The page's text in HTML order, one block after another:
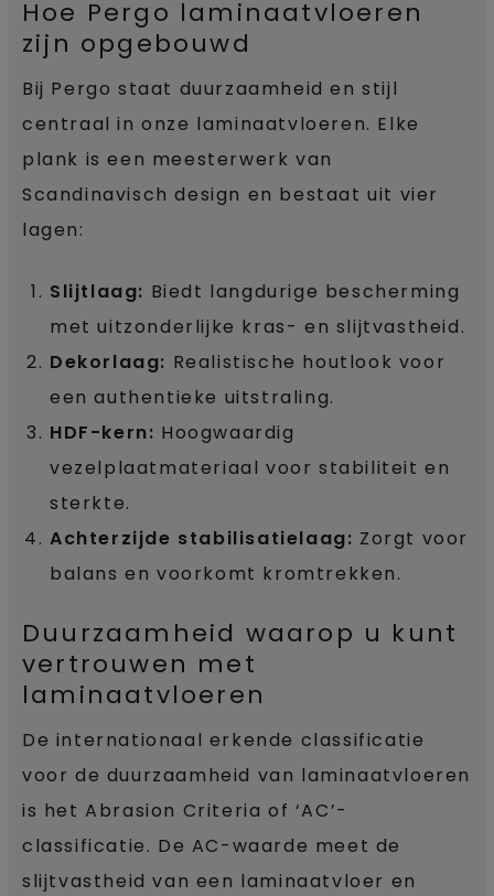
Hoe Pergo laminaatvloeren
zijn opgebouwd
Bij Pergo staat duurzaamheid en stijl
centraal in onze laminaatvloeren. Elke
plank is een meesterwerk van
Scandinavisch design en bestaat uit vier
lagen:
Slijtlaag: Biedt langdurige bescherming
met uitzonderlijke kras- en slijtvastheid.
Dekorlaag: Realistische houtlook voor
een authentieke uitstraling.
HDF-kern: Hoogwaardig
vezelplaatmateriaal voor stabiliteit en
sterkte.
Achterzijde stabilisatielaag: Zorgt voor
balans en voorkomt kromtrekken.
Duurzaamheid waarop u kunt
vertrouwen met
laminaatvloeren
De internationaal erkende classificatie
voor de duurzaamheid van laminaatvloeren
is het Abrasion Criteria of ‘AC’-
classificatie. De AC-waarde meet de
slijtvastheid van een laminaatvloer en